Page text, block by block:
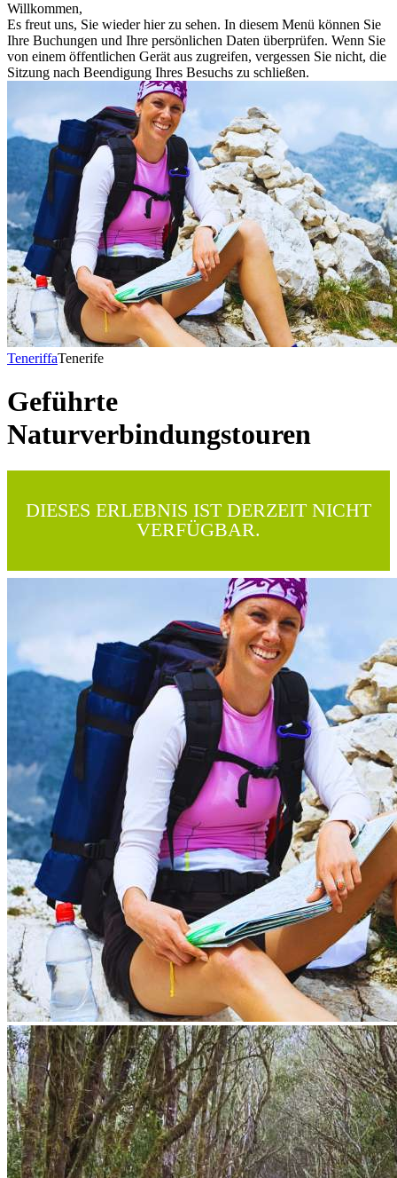
Willkommen,
Es freut uns, Sie wieder hier zu sehen. In diesem Menü können Sie
Ihre Buchungen und Ihre persönlichen Daten überprüfen. Wenn Sie
von einem öffentlichen Gerät aus zugreifen, vergessen Sie nicht, die
Sitzung nach Beendigung Ihres Besuchs zu schließen.
TeneriffaTenerife
Geführte
Naturverbindungstouren
DIESES ERLEBNIS IST DERZEIT NICHT
VERFÜGBAR.